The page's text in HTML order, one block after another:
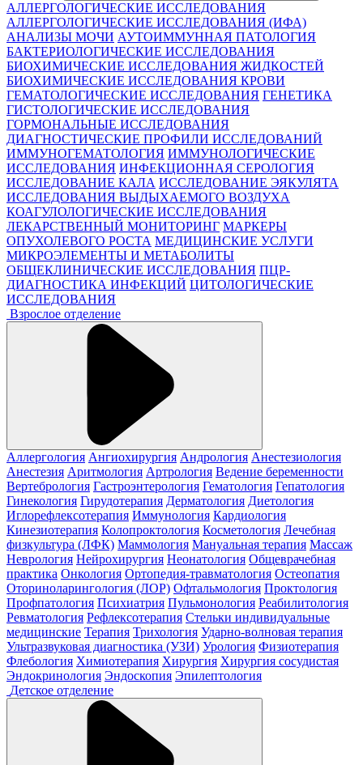
АЛЛЕРГОЛОГИЧЕСКИЕ ИССЛЕДОВАНИЯ
АЛЛЕРГОЛОГИЧЕСКИЕ ИССЛЕДОВАНИЯ (ИФА)
АНАЛИЗЫ МОЧИ АУТОИММУННАЯ ПАТОЛОГИЯ
БАКТЕРИОЛОГИЧЕСКИЕ ИССЛЕДОВАНИЯ
БИОХИМИЧЕСКИЕ ИССЛЕДОВАНИЯ ЖИДКОСТЕЙ
БИОХИМИЧЕСКИЕ ИССЛЕДОВАНИЯ КРОВИ
ГЕМАТОЛОГИЧЕСКИЕ ИССЛЕДОВАНИЯ ГЕНЕТИКА
ГИСТОЛОГИЧЕСКИЕ ИССЛЕДОВАНИЯ
ГОРМОНАЛЬНЫЕ ИССЛЕДОВАНИЯ
ДИАГНОСТИЧЕСКИЕ ПРОФИЛИ ИССЛЕДОВАНИЙ
ИММУНОГЕМАТОЛОГИЯ ИММУНОЛОГИЧЕСКИЕ
ИССЛЕДОВАНИЯ ИНФЕКЦИОННАЯ СЕРОЛОГИЯ
ИССЛЕДОВАНИЕ КАЛА ИССЛЕДОВАНИЕ ЭЯКУЛЯТА
ИССЛЕДОВАНИЯ ВЫДЫХАЕМОГО ВОЗДУХА
КОАГУЛОЛОГИЧЕСКИЕ ИССЛЕДОВАНИЯ
ЛЕКАРСТВЕННЫЙ МОНИТОРИНГ МАРКЕРЫ
ОПУХОЛЕВОГО РОСТА МЕДИЦИНСКИЕ УСЛУГИ
МИКРОЭЛЕМЕНТЫ И МЕТАБОЛИТЫ
ОБЩЕКЛИНИЧЕСКИЕ ИССЛЕДОВАНИЯ ПЦР-
ДИАГНОСТИКА ИНФЕКЦИЙ ЦИТОЛОГИЧЕСКИЕ
ИССЛЕДОВАНИЯ
Взрослое отделение
Аллергология Ангиохирургия Андрология Анестезиология
Анестезия Аритмология Артрология Ведение беременности
Вертебрология Гастроэнтерология Гематология Гепатология
Гинекология Гирудотерапия Дерматология Диетология
Иглорефлексотерапия Иммунология Кардиология
Кинезиотерапия Колопроктология Косметология Лечебная
физкультура (ЛФК) Маммология Мануальная терапия Массаж
Неврология Нейрохирургия Неонатология Общеврачебная
практика Онкология Ортопедия-травматология Остеопатия
Оториноларингология (ЛОР) Офтальмология Проктология
Профпатология Психиатрия Пульмонология Реабилитология
Ревматология Рефлексотерапия Стельки индивидуальные
медицинские Терапия Трихология Ударно-волновая терапия
Ультразвуковая диагностика (УЗИ) Урология Физиотерапия
Флебология Химиотерапия Хирургия Хирургия сосудистая
Эндокринология Эндоскопия Эпилептология
Детское отделение